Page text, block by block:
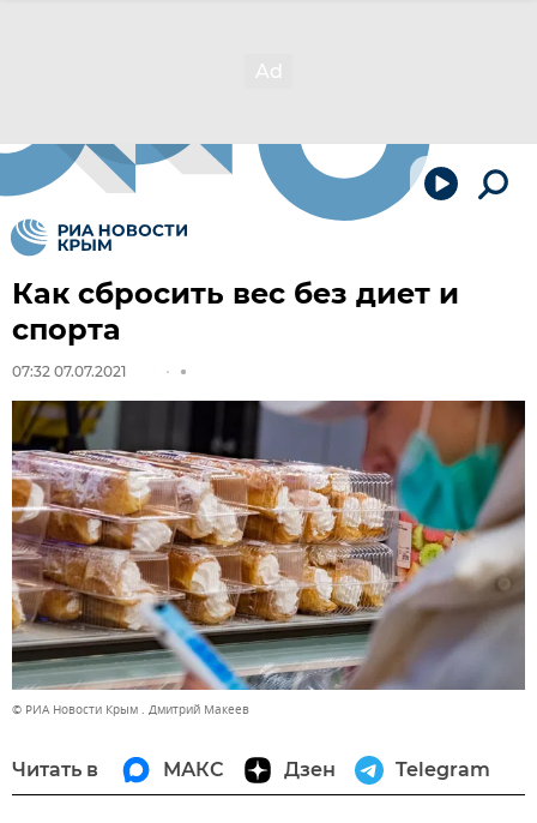
Как сбросить вес без диет и
спорта
07:32 07.07.2021
© РИА Новости Крым . Дмитрий Макеев
Читать в МАКС Дзен Telegram